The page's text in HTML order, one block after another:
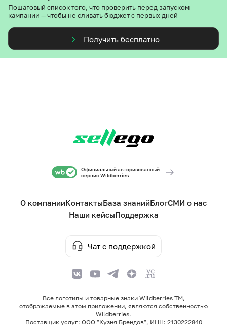
Пошаговый список того, что проверить перед запуском
кампании — чтобы не сливать бюджет с первых дней
Получить бесплатно
Официальный авторизованный
сервис Wildberries
Все логотипы и товарные знаки Wildberries TM,
отображаемые в этом приложении, являются собственностью
Wildberries.
Поставщик услуг: ООО "Кузня Брендов", ИНН: 2130222840
О компанииКонтактыБаза знанийБлогСМИ о нас
Наши кейсыПоддержка
Чат с поддержкой